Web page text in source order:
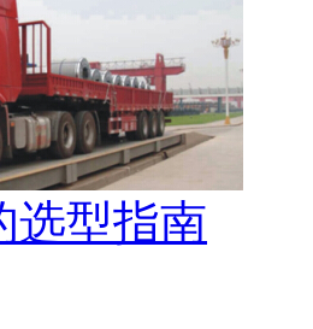
选型指南